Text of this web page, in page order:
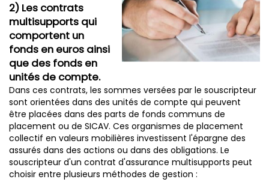
2) Les contrats
multisupports qui
comportent un
fonds en euros ainsi
que des fonds en
unités de compte.
Dans ces contrats, les sommes versées par le souscripteur
sont orientées dans des unités de compte qui peuvent
être placées dans des parts de fonds communs de
placement ou de SICAV. Ces organismes de placement
collectif en valeurs mobilières investissent l'épargne des
assurés dans des actions ou dans des obligations. Le
souscripteur d'un contrat d'assurance multisupports peut
choisir entre plusieurs méthodes de gestion :